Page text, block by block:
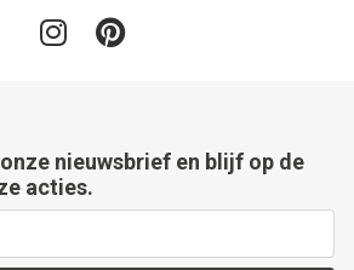
nieuwsbrief en blijf op de
acties.